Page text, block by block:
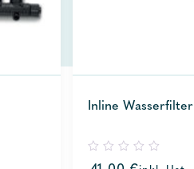
Inline Wasserfilter